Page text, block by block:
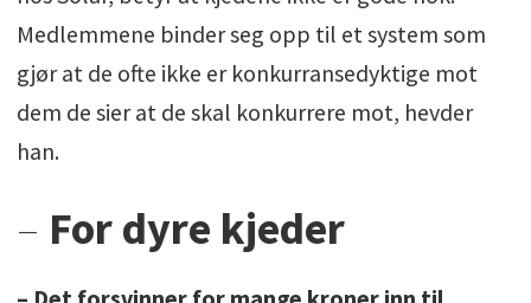
Medlemmene binder seg opp til et system som
gjør at de ofte ikke er konkurransedyktige mot
dem de sier at de skal konkurrere mot, hevder
han.
– For dyre kjeder